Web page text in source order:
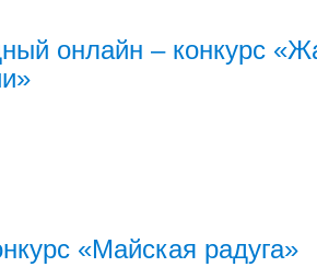
онлайн – конкурс
«Майская радуга»